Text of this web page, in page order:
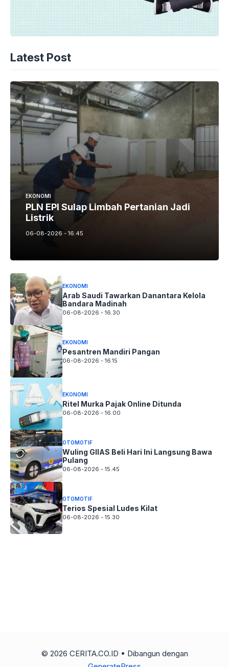
Latest Post
EKONOMI
PLN EPI Sulap Limbah Pertanian Jadi
Listrik
06-08-2026 - 16.45
EKONOMI
Arab Saudi Tawarkan Danantara Kelola
Bandara Madinah
06-08-2026 - 16.30
EKONOMI
Pesantren Mandiri Pangan
06-08-2026 - 16.15
EKONOMI
Ritel Murka Pajak Online Ditunda
06-08-2026 - 16.00
OTOMOTIF
Wuling GIIAS Beli Hari Ini Langsung Bawa
Pulang
06-08-2026 - 15.45
OTOMOTIF
Terios Spesial Ludes Kilat
06-08-2026 - 15.30
© 2026 CERITA.CO.ID • Dibangun dengan